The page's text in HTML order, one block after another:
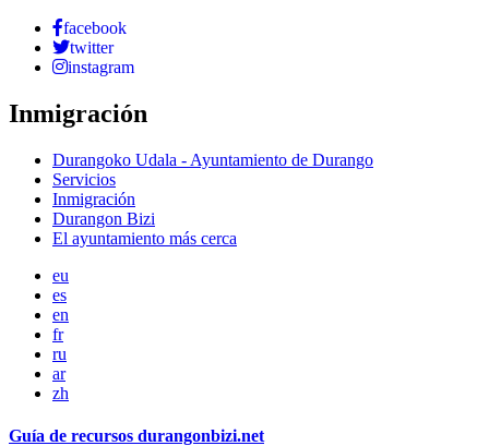
facebook
twitter
instagram
Inmigración
Durangoko Udala - Ayuntamiento de Durango
Servicios
Inmigración
Durangon Bizi
El ayuntamiento más cerca
eu
es
en
fr
ru
ar
zh
Guía de recursos durangonbizi.net